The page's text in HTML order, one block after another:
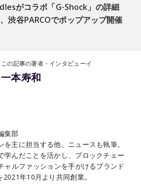
がコラボ「G-Shock」の詳細
渋谷PARCOでポップアップ開催
この記事の著者・インタビューイ
一本寿和
集部
主に担当する他、ニュースも執筆。
学んだことを活かし、ブロックチェー
ャルファッションを手がけるブランド
2021年10月より共同創業。